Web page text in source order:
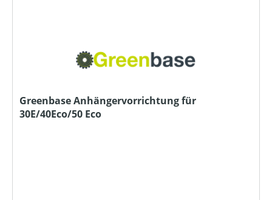
Greenbase Anhängervorrichtung für
30E/40Eco/50 Eco